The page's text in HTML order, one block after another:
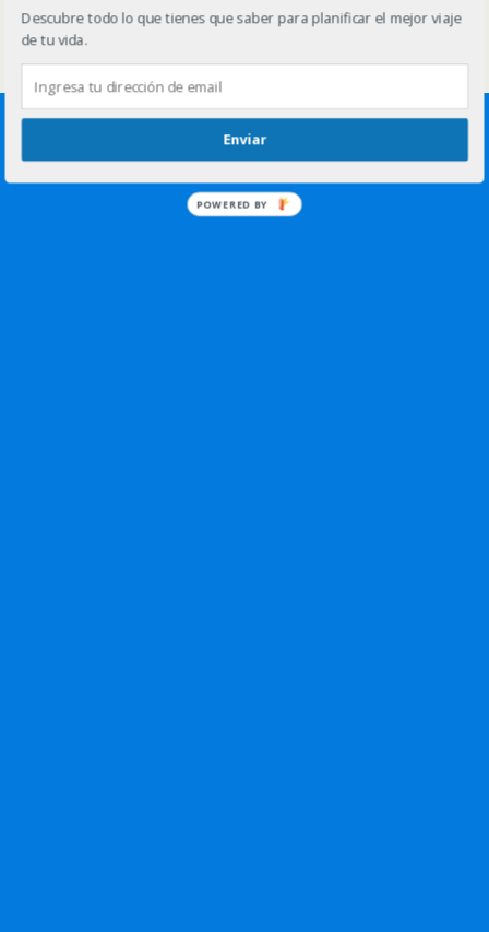
Móvil Escritorio
Descubre todo lo que tienes que saber para planificar el mejor viaje
de tu vida.
Enviar
POWERED BY